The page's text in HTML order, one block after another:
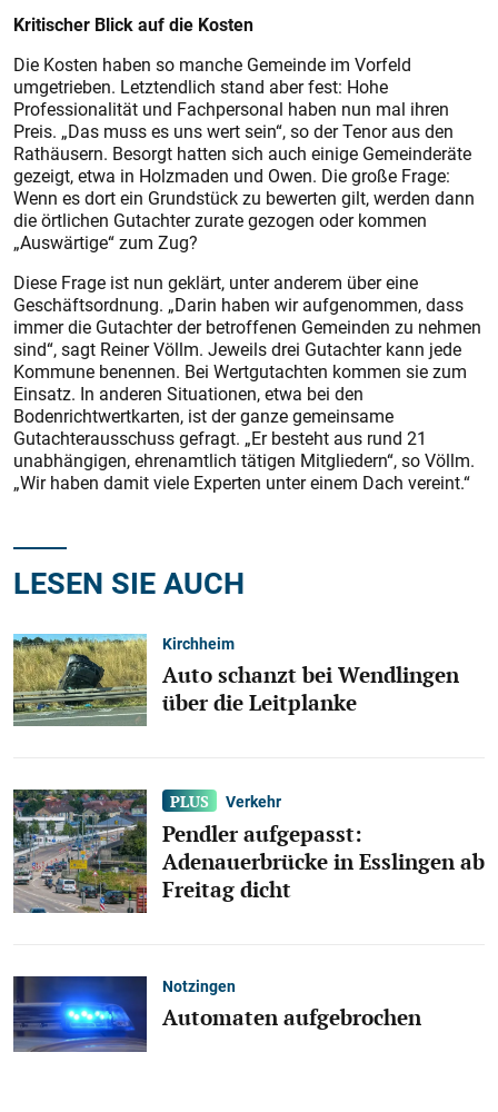
Kritischer Blick auf die Kosten
Die Kosten haben so manche Gemeinde im Vorfeld
umgetrieben. Letztendlich stand aber fest: Hohe
Professionalität und Fachpersonal haben nun mal ihren
Preis. „Das muss es uns wert sein“, so der Tenor aus den
Rathäusern. Besorgt hatten sich auch einige Gemeinderäte
gezeigt, etwa in Holzmaden und Owen. Die große Frage:
Wenn es dort ein Grundstück zu bewerten gilt, werden dann
die örtlichen Gutachter zurate gezogen oder kommen
„Auswärtige“ zum Zug?
Diese Frage ist nun geklärt, unter anderem über eine
Geschäftsordnung. „Darin haben wir aufgenommen, dass
immer die Gutachter der betroffenen Gemeinden zu nehmen
sind“, sagt Reiner Völlm. Jeweils drei Gutachter kann jede
Kommune benennen. Bei Wertgutachten kommen sie zum
Einsatz. In anderen Situationen, etwa bei den
Bodenrichtwertkarten, ist der ganze gemeinsame
Gutachterausschuss gefragt. „Er besteht aus rund 21
unabhängigen, ehrenamtlich tätigen Mitgliedern“, so Völlm.
„Wir haben damit viele Experten unter einem Dach vereint.“
LESEN SIE AUCH
Kirchheim
Auto schanzt bei Wendlingen
über die Leitplanke
Verkehr
Pendler aufgepasst:
Adenauerbrücke in Esslingen ab
Freitag dicht
Notzingen
Automaten aufgebrochen